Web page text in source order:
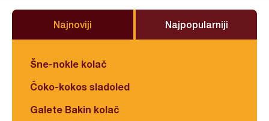
Najnoviji Najpopularniji
Šne-nokle kolač
Čoko-kokos sladoled
Galete Bakin kolač